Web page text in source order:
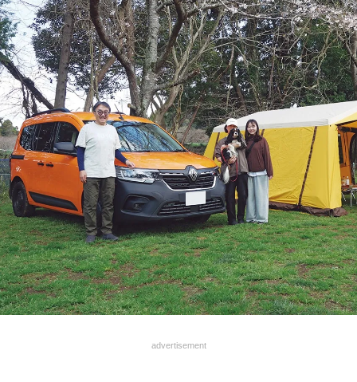
advertisement